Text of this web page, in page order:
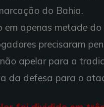
do Bahia.
em apenas metade do
precisaram
apelar para a
da defesa para o